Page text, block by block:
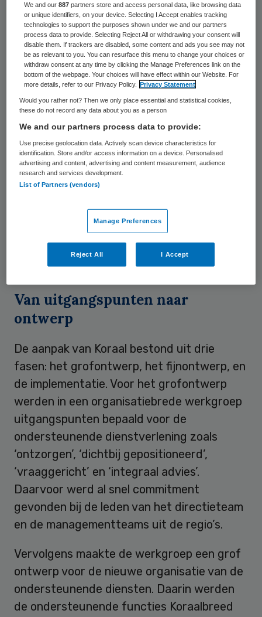
De afgelopen jaren vaart ze een heldere
koers: één Koraal. De kern daarvan: centraal
coördineren en afstemmen, om op regionaal
niveau zo goed in te kunnen spelen op
regionale klantvragen. Directeur interne
dienstverlening Stefan Ackermans: ‘Bij de
ondersteunende diensten was dat nog niet
helemaal doorgevoerd, verschillende
ondersteunende functies waren nog in de
regio’s zelf belegd. Terwijl juist voor de
ondersteuning geldt: als je het aan de
achterkant samen goed kunt organiseren,
blijft er aan de voorkant meer ruimte voor
maatwerk. Tijd om dat opnieuw in te richten
Van uitgangspunten naar
ontwerp
De aanpak van Koraal bestond uit drie
fasen: het grofontwerp, het fijnontwerp, en
de implementatie. Voor het grofontwerp
werden in een organisatiebrede werkgroep
uitgangspunten bepaald voor de
ondersteunende dienstverlening zoals
‘ontzorgen’, ‘dichtbij gepositioneerd’,
‘vraaggericht’ en ‘integraal advies’.
Daarvoor werd al snel commitment
gevonden bij de leden van het directieteam
en de managementteams uit de regio’s.
Vervolgens maakte de werkgroep een grof
ontwerp voor de nieuwe organisatie van de
ondersteunende diensten. Daarin werden
de ondersteunende functies Koraalbreed
We and our887 partners store and access personal data, like browsing data
or unique identifiers, on your device. Selecting I Accept enables tracking
technologies to support the purposes shown under we and our partners
process data to provide. Selecting Reject All or withdrawing your consent will
disable them. If trackers are disabled, some content and ads you see may not
be as relevant to you. You can resurface this menu to change your choices or
withdraw consent at any time by clicking the Manage Preferences link on the
bottom of the webpage. Your choices will have effect within our Website. For
more details, refer to our Privacy Policy.
Privacy Statement
Would you rather not? Then we only place essential and statistical cookies,
these do not record any data about you as a person
We and our partners process data to provide:
Use precise geolocation data. Actively scan device characteristics for
identification. Store and/or access information on a device. Personalised
advertising and content, advertising and content measurement, audience
research and services development.
List of Partners (vendors)
Manage Preferences
Reject All I Accept